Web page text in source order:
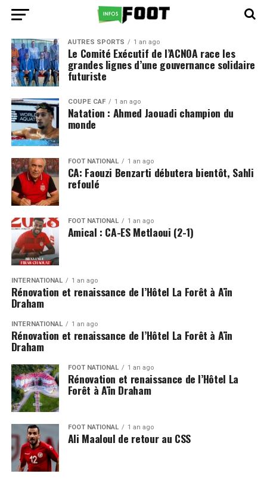
AUTRES SPORTS 1 an ago
Le Comité Exécutif de l’ACNOA race les
grandes lignes d’une gouvernance solidaire
futuriste
COUPE CAF 1 an ago
Natation : Ahmed Jaouadi champion du
monde
FOOT NATIONAL 1 an ago
CA: Faouzi Benzarti débutera bientôt, Sahli
refoulé
FOOT NATIONAL 1 an ago
Amical : CA-ES Metlaoui (2-1)
INTERNATIONAL 1 an ago
Rénovation et renaissance de l’Hôtel La Forêt à Aïn
Draham
INTERNATIONAL 1 an ago
Rénovation et renaissance de l’Hôtel La Forêt à Aïn
Draham
FOOT NATIONAL 1 an ago
Rénovation et renaissance de l’Hôtel La
Forêt à Aïn Draham
FOOT NATIONAL 1 an ago
Ali Maaloul de retour au CSS